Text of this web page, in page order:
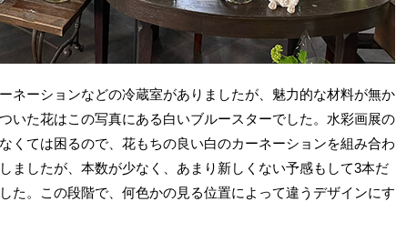
ネーションなどの冷蔵室がありましたが、魅力的な材料が無か
いた花はこの写真にある白いブルースターでした。水彩画展の
くては困るので、花もちの良い白のカーネーションを組み合わ
ましたが、本数が少なく、あまり新しくない予感もして3本だ
た。この段階で、何色かの見る位置によって違うデザインにす